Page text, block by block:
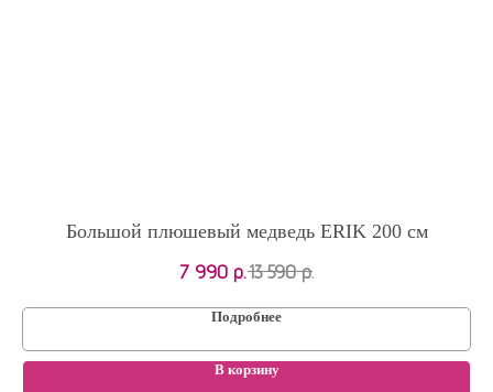
Большой плюшевый медведь ERIK 200 см
7 990 р.13 590 р.
Подробнее
В корзину